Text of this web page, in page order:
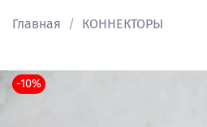
Главная КОННЕКТОРЫ
-10%